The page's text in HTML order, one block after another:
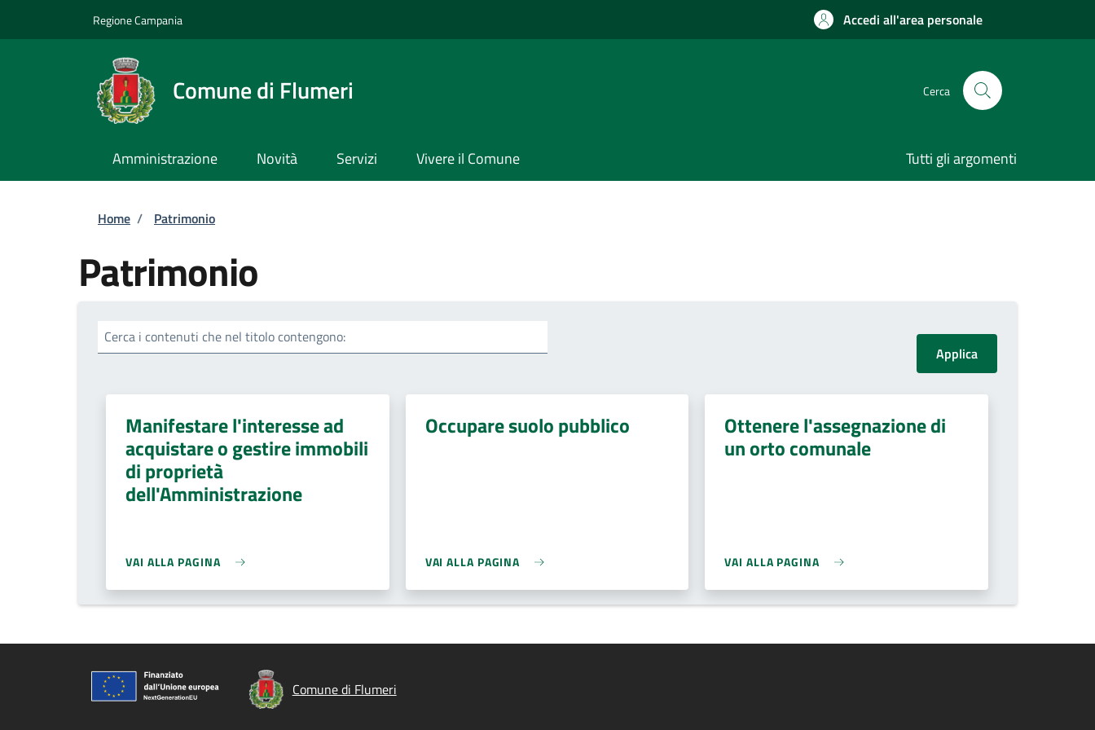
Regione Campania Accedi all'area personale
Comune di Flumeri Cerca
Amministrazione Novità Servizi Vivere il Comune Tutti gli argomenti
Briciole di pane
Home / Patrimonio
Patrimonio
Cerca i contenuti che nel titolo contengono:
Manifestare l'interesse ad
acquistare o gestire immobili
di proprietà
dell'Amministrazione
VAI ALLA PAGINA
Occupare suolo pubblico
VAI ALLA PAGINA
Ottenere l'assegnazione di
un orto comunale
VAI ALLA PAGINA
Comune di Flumeri